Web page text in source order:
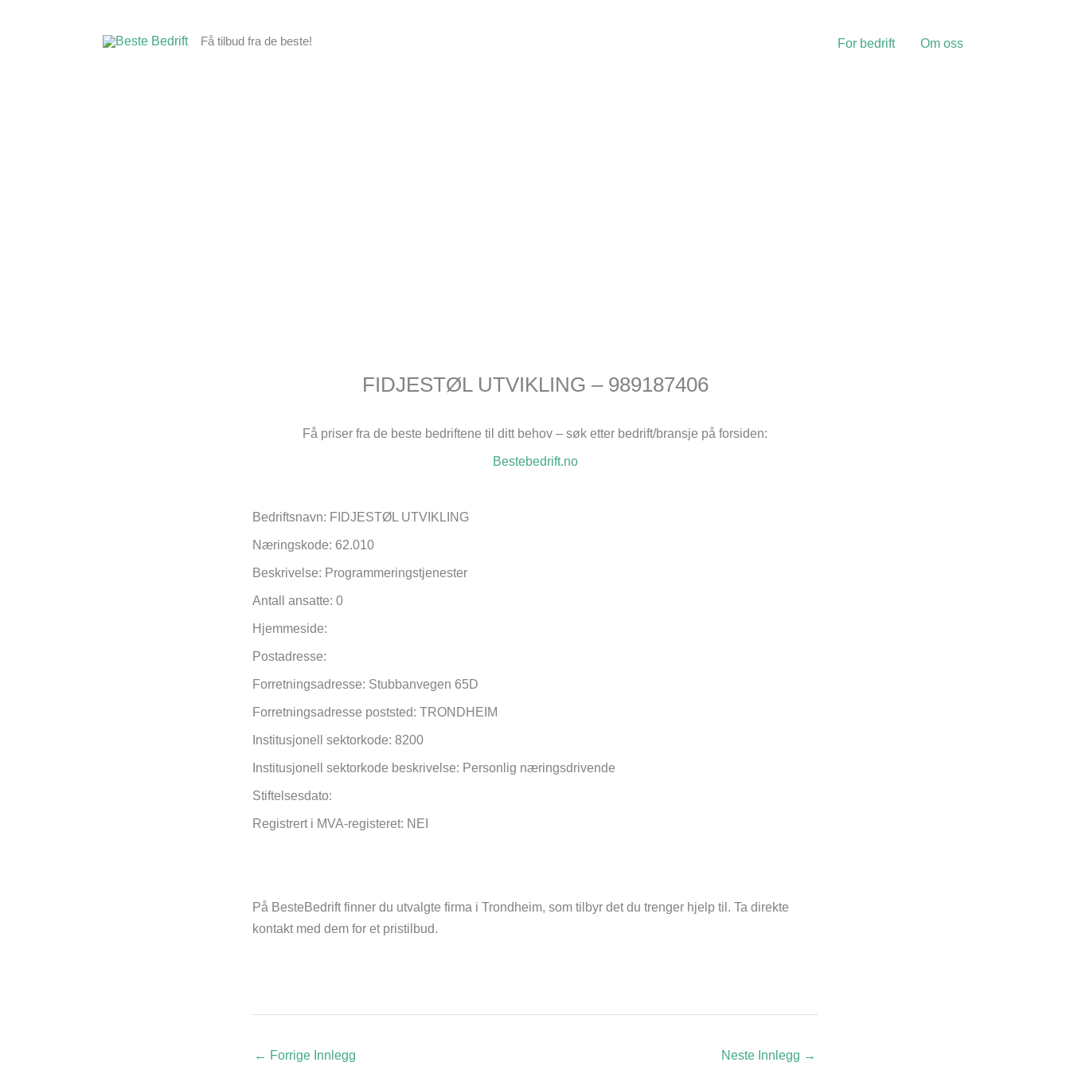
Få tilbud fra de beste! For bedrift Om oss
FIDJESTØL UTVIKLING – 989187406
Få priser fra de beste bedriftene til ditt behov – søk etter bedrift/bransje på forsiden:
Bestebedrift.no
Bedriftsnavn: FIDJESTØL UTVIKLING
Næringskode: 62.010
Beskrivelse: Programmeringstjenester
Antall ansatte: 0
Hjemmeside:
Postadresse:
Forretningsadresse: Stubbanvegen 65D
Forretningsadresse poststed: TRONDHEIM
Institusjonell sektorkode: 8200
Institusjonell sektorkode beskrivelse: Personlig næringsdrivende
Stiftelsesdato:
Registrert i MVA-registeret: NEI
På BesteBedrift finner du utvalgte firma i Trondheim, som tilbyr det du trenger hjelp til. Ta direkte
kontakt med dem for et pristilbud.
← Forrige Innlegg Neste Innlegg →